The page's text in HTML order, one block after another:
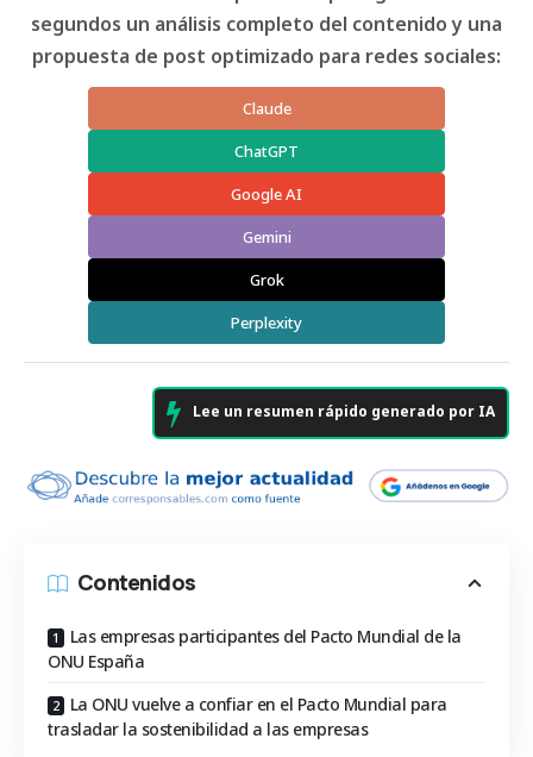
segundos un análisis completo del contenido y una
propuesta de post optimizado para redes sociales:
Claude
ChatGPT
Google AI
Gemini
Grok
Perplexity
Lee un resumen rápido generado por IA
Contenidos
Las empresas participantes del Pacto Mundial de la
ONU España
La ONU vuelve a confiar en el Pacto Mundial para
trasladar la sostenibilidad a las empresas